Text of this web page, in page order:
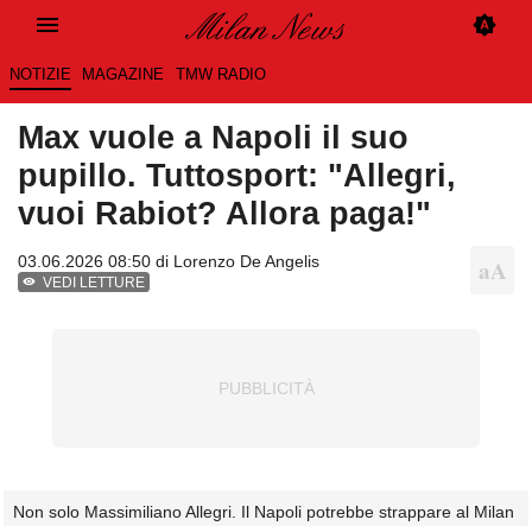
NOTIZIE MAGAZINE TMW RADIO
Max vuole a Napoli il suo
pupillo. Tuttosport: "Allegri,
vuoi Rabiot? Allora paga!"
03.06.2026 08:50 di Lorenzo De Angelis
VEDI LETTURE
Non solo Massimiliano Allegri. Il Napoli potrebbe strappare al Milan